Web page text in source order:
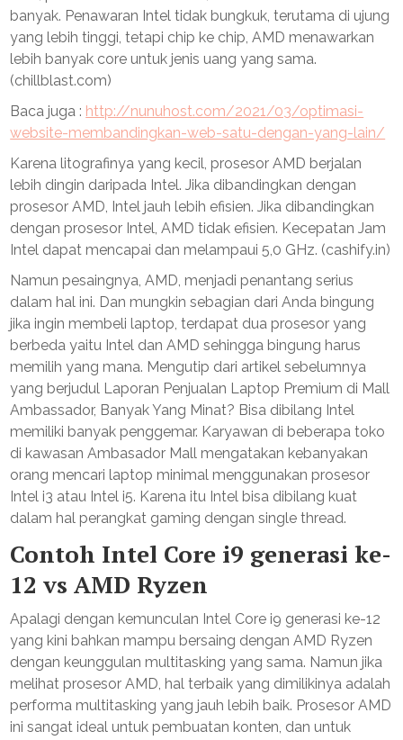
banyak. Penawaran Intel tidak bungkuk, terutama di ujung
yang lebih tinggi, tetapi chip ke chip, AMD menawarkan
lebih banyak core untuk jenis uang yang sama.
(chillblast.com)
Baca juga : http://nunuhost.com/2021/03/optimasi-
website-membandingkan-web-satu-dengan-yang-lain/
Karena litografinya yang kecil, prosesor AMD berjalan
lebih dingin daripada Intel. Jika dibandingkan dengan
prosesor AMD, Intel jauh lebih efisien. Jika dibandingkan
dengan prosesor Intel, AMD tidak efisien. Kecepatan Jam
Intel dapat mencapai dan melampaui 5,0 GHz. (cashify.in)
Namun pesaingnya, AMD, menjadi penantang serius
dalam hal ini. Dan mungkin sebagian dari Anda bingung
jika ingin membeli laptop, terdapat dua prosesor yang
berbeda yaitu Intel dan AMD sehingga bingung harus
memilih yang mana. Mengutip dari artikel sebelumnya
yang berjudul Laporan Penjualan Laptop Premium di Mall
Ambassador, Banyak Yang Minat? Bisa dibilang Intel
memiliki banyak penggemar. Karyawan di beberapa toko
di kawasan Ambasador Mall mengatakan kebanyakan
orang mencari laptop minimal menggunakan prosesor
Intel i3 atau Intel i5. Karena itu Intel bisa dibilang kuat
dalam hal perangkat gaming dengan single thread.
Contoh Intel Core i9 generasi ke-
12 vs AMD Ryzen
Apalagi dengan kemunculan Intel Core i9 generasi ke-12
yang kini bahkan mampu bersaing dengan AMD Ryzen
dengan keunggulan multitasking yang sama. Namun jika
melihat prosesor AMD, hal terbaik yang dimilikinya adalah
performa multitasking yang jauh lebih baik. Prosesor AMD
ini sangat ideal untuk pembuatan konten, dan untuk